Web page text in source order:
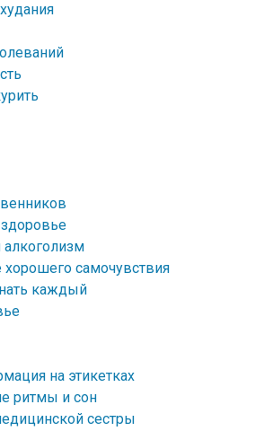
самочувствия
каждый
на этикетках
ритмы и сон
сестры